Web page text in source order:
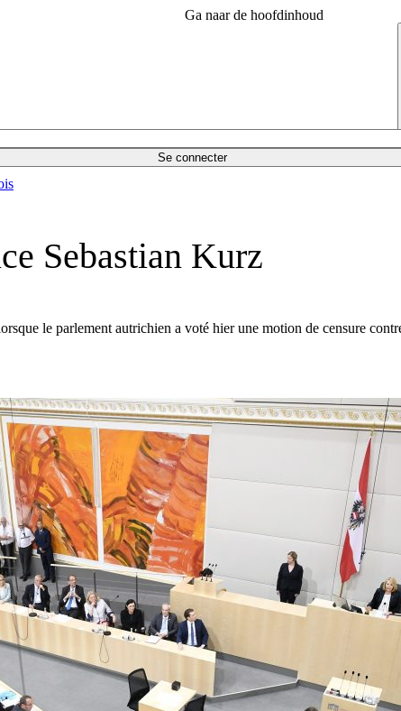
Ga naar de hoofdinhoud
Se connecter
Sebastian Kurz
le parlement autrichien a voté hier une motion de censure